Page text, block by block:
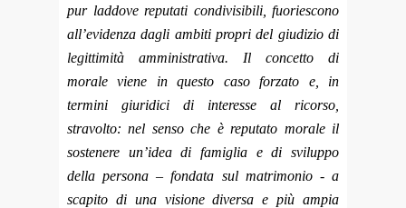
pur laddove reputati condivisibili, fuoriescono
all’evidenza dagli ambiti propri del giudizio di
legittimità amministrativa. Il concetto di
morale viene in questo caso forzato e, in
termini giuridici di interesse al ricorso,
stravolto: nel senso che è reputato morale il
sostenere un’idea di famiglia e di sviluppo
della persona – fondata sul matrimonio - a
scapito di una visione diversa e più ampia